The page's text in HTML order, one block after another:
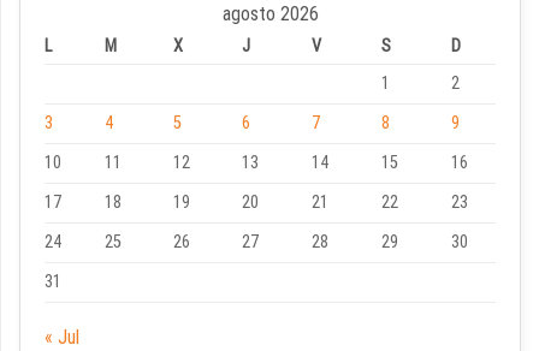
agosto 2026
L M X J V S
D
1
2
3
4 5 6 7 8
9
10
11 12 13 14 15
16
17
18 19 20 21 22
23
24
25 26 27 28 29
30
31
« Jul